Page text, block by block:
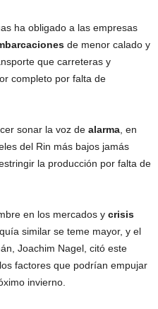
ha obligado a las empresas
de menor calado y
que carreteras y
completo por falta de
sonar la voz de alarma , en
del Rin más bajos jamás
la producción por falta de
en los mercados y crisis
similar se teme mayor, y el
Joachim Nagel, citó este
factores que podrían empujar
invierno.